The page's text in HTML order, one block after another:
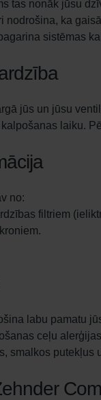
tas nonāk jūsu
nodrošina, ka
sistēmas
jūs un jūsu
laiku.
no:
filtriem
labu pamatu
ceļu
smalkos putekļus